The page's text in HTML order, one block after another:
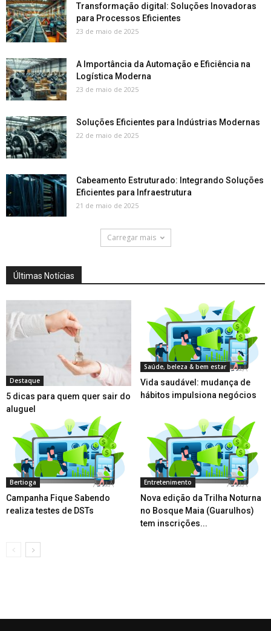
Transformação digital: Soluções Inovadoras
para Processos Eficientes
23 de maio de 2025
A Importância da Automação e Eficiência na
Logística Moderna
23 de maio de 2025
Soluções Eficientes para Indústrias Modernas
22 de maio de 2025
Cabeamento Estruturado: Integrando Soluções
Eficientes para Infraestrutura
21 de maio de 2025
Carregar mais
Últimas Notícias
Destaque
5 dicas para quem quer sair do
aluguel
Saúde, beleza & bem estar
Vida saudável: mudança de
hábitos impulsiona negócios
Bertioga
Campanha Fique Sabendo
realiza testes de DSTs
Entretenimento
Nova edição da Trilha Noturna
no Bosque Maia (Guarulhos)
tem inscrições...